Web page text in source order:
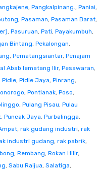
, Pangkalpinang., Paniai,
, Pasaman, Pasaman Barat,
, Pasuruan, Pati, Payakumbuh,
Bintang, Pekalongan,
, Pematangsiantar, Penajam
Abab lematang Ilir, Pesawaran,
Pidie, Pidie Jaya, Pinrang,
, Pontianak, Poso,
, Pulang Pisau, Pulau
, Puncak Jaya, Purbalingga,
, rak gudang industri, rak
industri gudang, rak pabrik,
, Rembang, Rokan Hilir,
, Sabu Raijua, Salatiga,